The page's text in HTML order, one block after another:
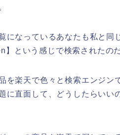
になっているあなたも私と
という感じで検索されたの
を楽天で色々と検索エンジン
に直面して、どうしたらいい